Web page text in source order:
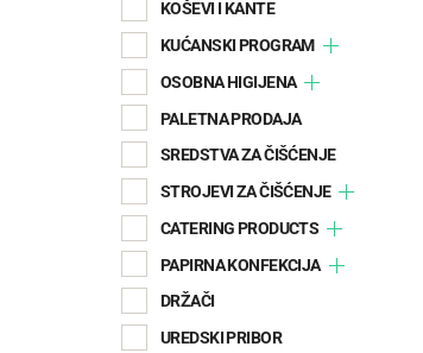
KOŠEVI I KANTE
KUĆANSKI PROGRAM
OSOBNA HIGIJENA
PALETNA PRODAJA
SREDSTVA ZA ČIŠĆENJE
STROJEVI ZA ČIŠĆENJE
CATERING PRODUCTS
PAPIRNA KONFEKCIJA
DRŽAČI
UREDSKI PRIBOR